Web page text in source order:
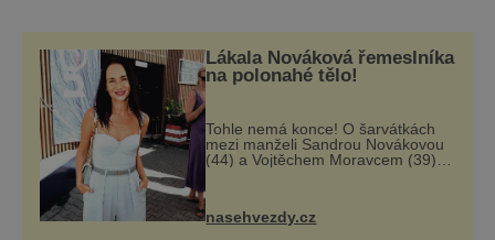
Boskovice na okraji Drahanské vrchoviny
vznikla někdy ve13. století, a už v roce 1313
kronikáři zaznamenali první zmínku o
boskovickém hr
Lákala Nováková řemeslníka
na polonahé tělo!
Tohle nemá konce! O šarvátkách
mezi manželi Sandrou Novákovou
(44) a Vojtěchem Moravcem (39)
vychladne,
nasehvezdy.cz